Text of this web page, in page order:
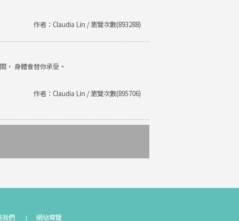
作者：Claudia Lin / 瀏覽次數(893288)
， 身體會替你承受。
作者：Claudia Lin / 瀏覽次數(895706)
我們 網站導覽